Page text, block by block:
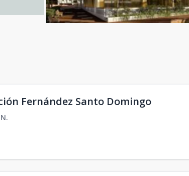
Fernández Santo Domingo